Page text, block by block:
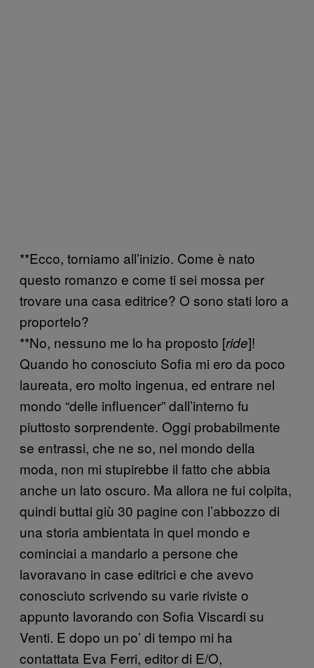
**Ecco, torniamo all’inizio. Come è nato
questo romanzo e come ti sei mossa per
trovare una casa editrice? O sono stati loro a
proportelo?
**No, nessuno me lo ha proposto [ride]!
Quando ho conosciuto Sofia mi ero da poco
laureata, ero molto ingenua, ed entrare nel
mondo “delle influencer” dall’interno fu
piuttosto sorprendente. Oggi probabilmente
se entrassi, che ne so, nel mondo della
moda, non mi stupirebbe il fatto che abbia
anche un lato oscuro. Ma allora ne fui colpita,
quindi buttai giù 30 pagine con l’abbozzo di
una storia ambientata in quel mondo e
cominciai a mandarlo a persone che
lavoravano in case editrici e che avevo
conosciuto scrivendo su varie riviste o
appunto lavorando con Sofia Viscardi su
Venti. E dopo un po’ di tempo mi ha
contattata Eva Ferri, editor di E/O,